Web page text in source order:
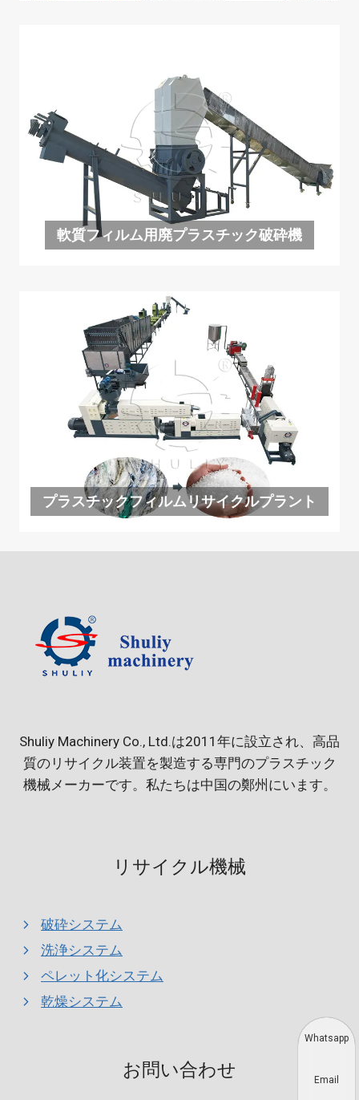
軟質フィルム用廃プラスチック破砕機
プラスチックフィルムリサイクルプラント
Shuliy Machinery Co., Ltd.は2011年に設立され、高品
質のリサイクル装置を製造する専門のプラスチック
機械メーカーです。私たちは中国の鄭州にいます。
リサイクル機械
破砕システム
洗浄システム
ペレット化システム
乾燥システム
お問い合わせ
Whatsapp
Email